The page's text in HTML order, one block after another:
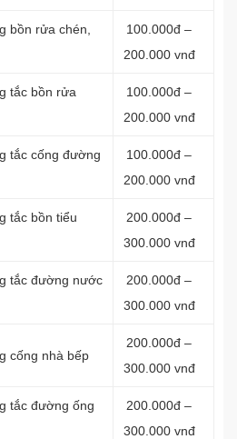
bồn rửa chén,
100.000đ –
200.000 vnđ
tắc bồn rửa
100.000đ –
200.000 vnđ
tắc cống đường
100.000đ –
200.000 vnđ
tắc bồn tiểu
200.000đ –
300.000 vnđ
tắc đường nước
200.000đ –
300.000 vnđ
cống nhà bếp
200.000đ –
300.000 vnđ
tắc đường ống
200.000đ –
300.000 vnđ